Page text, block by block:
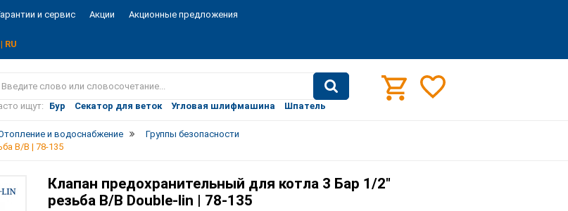
и сервис Акции Акционные предложения
| RU
ищут: Бур Секатор для веток Угловая шлифмашина Шпатель
и водоснабжение
Группы безопасности
В/В | 78-135
Клапан предохранительный для котла 3 Бар 1/2"
резьба В/В Double-lin | 78-135